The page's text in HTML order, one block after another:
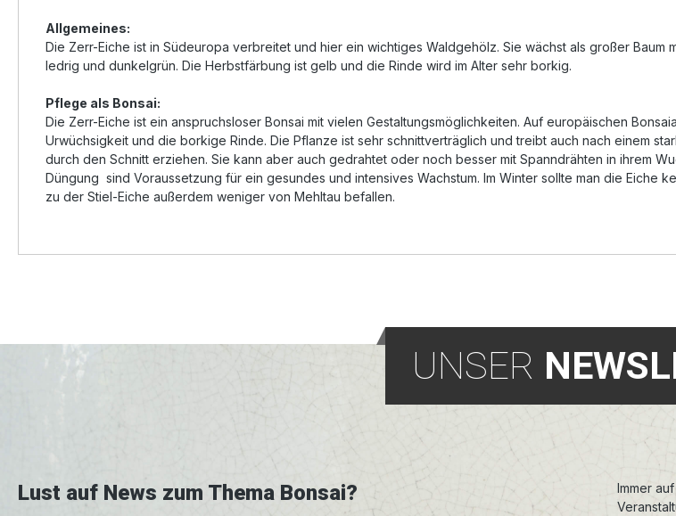
Allgemeines:
Die Zerr-Eiche ist in Südeuropa verbreitet und hier ein wichtiges Waldgehölz. Sie wächst als großer
ledrig und dunkelgrün. Die Herbstfärbung ist gelb und die Rinde wird im Alter sehr borkig.
Pflege als Bonsai:
Die Zerr-Eiche ist ein anspruchsloser Bonsai mit vielen Gestaltungsmöglichkeiten. Auf europäischen
Urwüchsigkeit und die borkige Rinde. Die Pflanze ist sehr schnittverträglich und treibt auch nach einem
durch den Schnitt erziehen. Sie kann aber auch gedrahtet oder noch besser mit Spanndrähten in ihrem
Düngung sind Voraussetzung für ein gesundes und intensives Wachstum. Im Winter sollte man die Eiche
zu der Stiel-Eiche außerdem weniger von Mehltau befallen.
UNSER
Lust auf News zum Thema Bonsai?
Immer